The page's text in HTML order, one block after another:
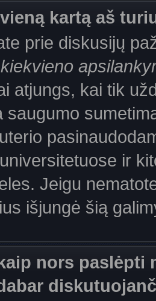
kartą aš
prie diskusijų
atjungs, kai tik
saugumo
ir
Jeigu
išjungė šią
nors paslėpti